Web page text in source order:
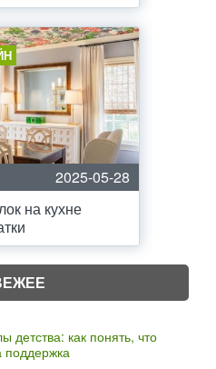
2025-05-28
на кухне
детства: как понять, что
поддержка